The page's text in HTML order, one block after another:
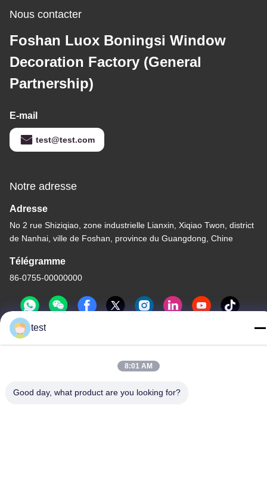
Nous contacter
Foshan Luox Boningsi Window
Decoration Factory (General
Partnership)
E-mail
test@test.com
Notre adresse
Adresse
No 2 rue Shiziqiao, zone industrielle Lianxin, Xiqiao Twon, district
de Nanhai, ville de Foshan, province du Guangdong, Chine
Télégramme
86-0755-00000000
Chine Bonne qualité Voie en aluminium de rideau Le fournisseur.
test
8:01 AM
Good day, what product are you looking for?